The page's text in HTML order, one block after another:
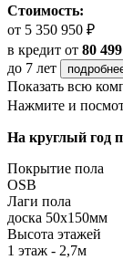
Стоимость:
от 5 350 950 ₽
в кредит от 80
до 7 лет
Показать всю
Нажмите и
На круглый год
Покрытие пола
ОSB
Лаги пола
доска 50х150мм
Высота этажей
1 этаж - 2,7м